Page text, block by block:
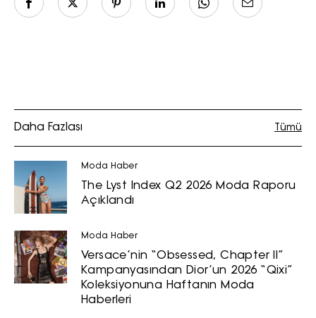
üzerinden sunulan ürün ve
ve bu kapsamda/ amaçla ad/
soyad ve e-posta adresi verilerimin
KAYDET KAPAT
Daha Fazlası Tümü
Moda Haber
The Lyst Index Q2 2026 Moda Raporu
Açıklandı
Moda Haber
Versace’nin “Obsessed, Chapter II”
Kampanyasından Dior’un 2026 “Qixi”
Koleksiyonuna Haftanın Moda
Haberleri